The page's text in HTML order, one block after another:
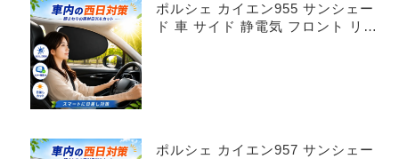
ポルシェ カイエン955 サンシェー
ド 車 サイド 静電気 フロント リア
ポルシェ カイエン957 サンシェー